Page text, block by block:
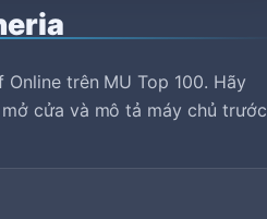
trên MU Top 100. Hãy
cửa và mô tả máy chủ trước